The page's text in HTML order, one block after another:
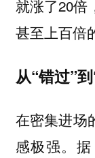
就涨了20倍
甚至上百倍
从“错过”
在密集进场
感极强。